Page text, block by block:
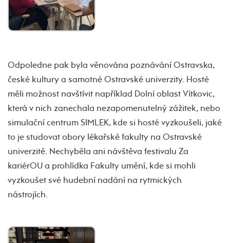
Odpoledne pak byla věnována poznávání Ostravska,
české kultury a samotné Ostravské univerzity. Hosté
měli možnost navštívit například Dolní oblast Vítkovic,
která v nich zanechala nezapomenutelný zážitek, nebo
simulační centrum SIMLEK, kde si hosté vyzkoušeli, jaké
to je studovat obory lékařské fakulty na Ostravské
univerzitě. Nechyběla ani návštěva festivalu Za
kariérOU a prohlídka Fakulty umění, kde si mohli
vyzkoušet své hudební nadání na rytmických
nástrojích.